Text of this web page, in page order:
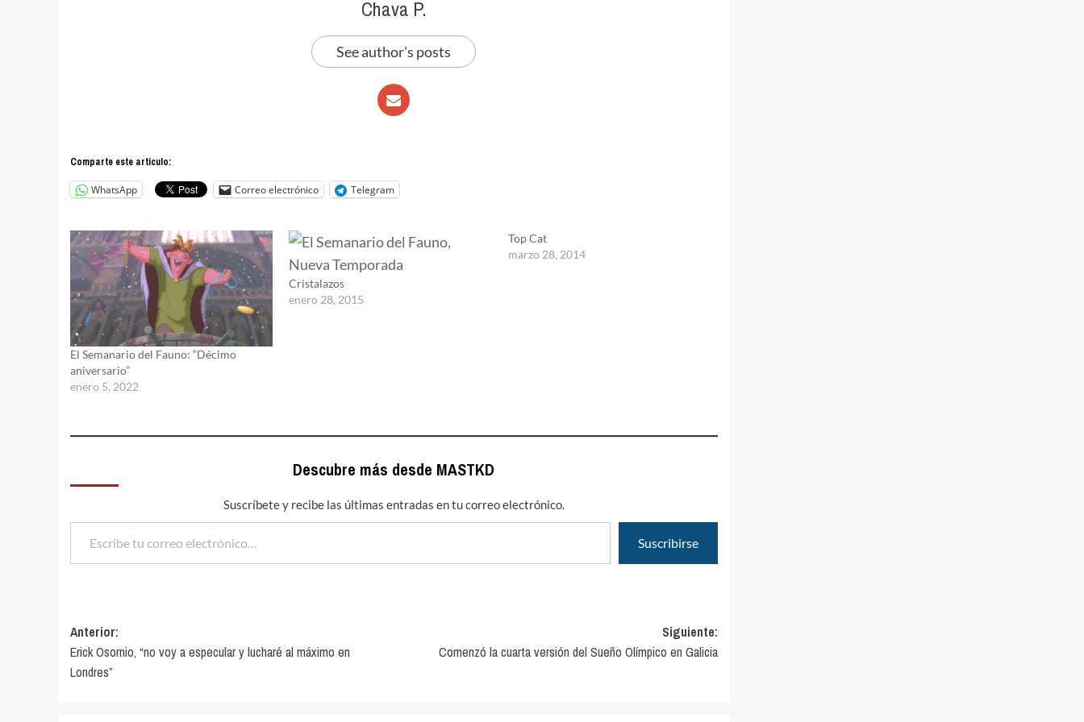
Chava P.
See author's posts
Comparte este articulo:
WhatsApp Correo electrónico Telegram
El Semanario del Fauno: “Décimo
aniversario”
enero 5, 2022
Cristalazos
enero 28, 2015
Top Cat
marzo 28, 2014
Descubre más desde MASTKD
Suscríbete y recibe las últimas entradas en tu correo electrónico.
Escribe tu correo electrónico…
Suscribirse
Navegación
de
entradas
Anterior:
Erick Osornio, “no voy a especular y lucharé al máximo en
Londres”
Siguiente:
Comenzó la cuarta versión del Sueño Olímpico en Galicia